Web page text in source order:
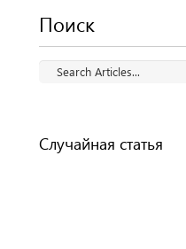
Поиск
Случайная статья